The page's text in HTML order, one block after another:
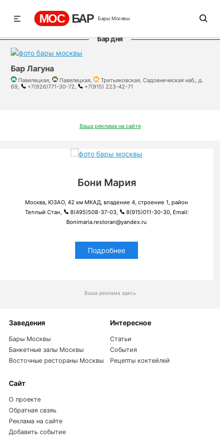
МОС БАР Бары Москвы
Бар дня
Бар Лагуна
Павелецкая, Павелецкая,
Третьяковская, Садовническая наб., д.
69,
+7(926)771-30-72, +7(915) 223-42-71
Ваша реклама на сайте
Бони Мария
Москва, ЮЗАО, 42 км МКАД, владение 4, строение 1, район
Теплый Стан,
8(495)508-37-03,
8(915)011-30-30, Email:
Bonimaria.restoran@yandex.ru
Подробнее
Ваша реклама здесь
Заведения
Бары Москвы
Банкетные залы Москвы
Восточные рестораны Москвы
Интересное
Статьи
События
Рецепты коктейлей
Сайт
О проекте
Обратная свзяь
Реклама на сайте
Добавить событие